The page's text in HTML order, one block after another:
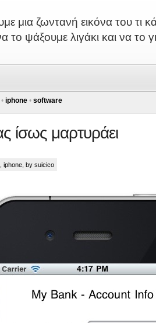
μια ζωντανή εικόνα του τι
το ψάξουμε λιγάκι και να το
• iphone • software
ίσως μαρτυράει
iphone , by suicico